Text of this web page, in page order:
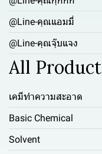
@Line-คุณแอมมี่
@Line-คุณจุ๊บแจง
All Product
เคมีทำความสะอาด
Basic Chemical
Solvent